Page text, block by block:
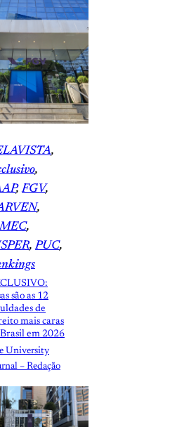
, FGV
, PUC
são as 12
de
mais caras
em 2026
University
– Redação